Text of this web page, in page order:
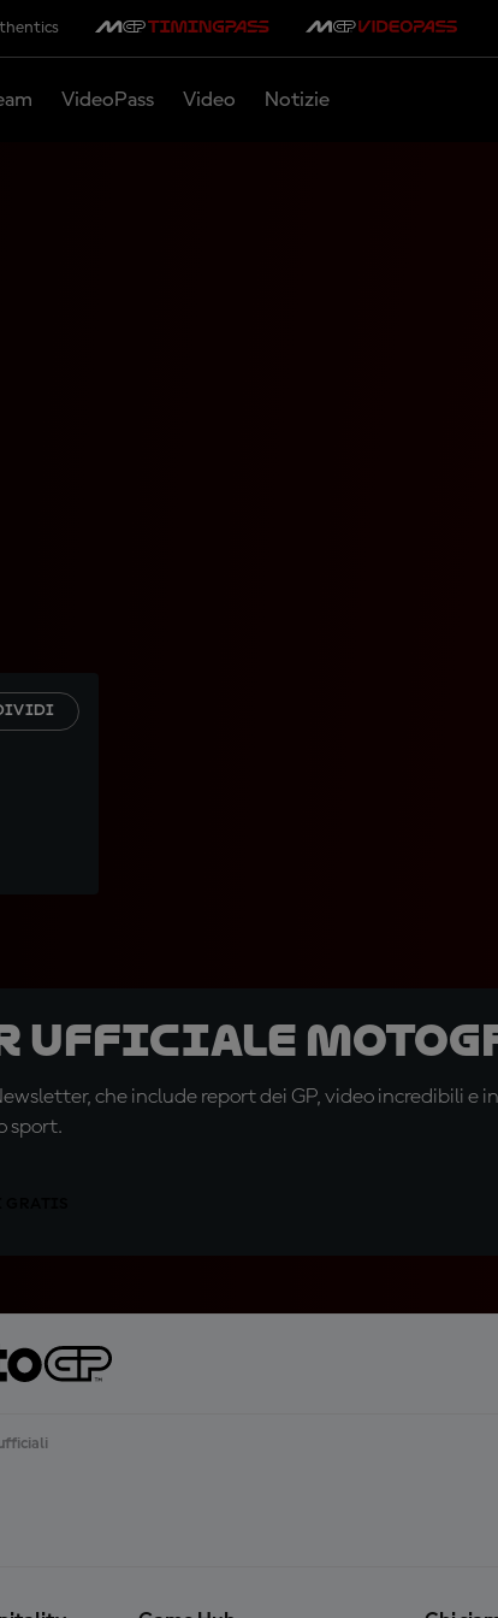
VideoPass Video Notizie
che include report dei GP, video incredibili e
sport.